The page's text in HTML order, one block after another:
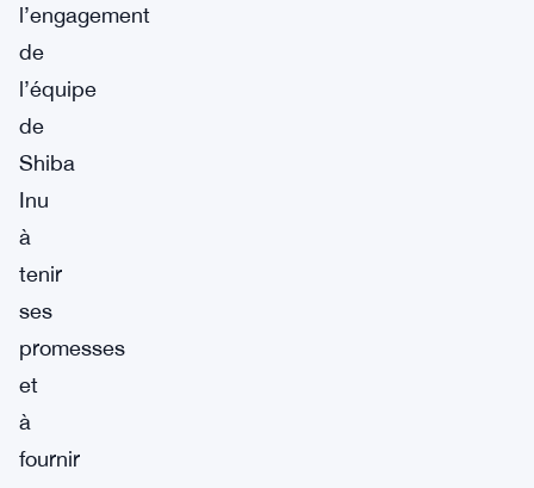
l’engagement
de
l’équipe
de
Shiba
Inu
à
tenir
ses
promesses
et
à
fournir